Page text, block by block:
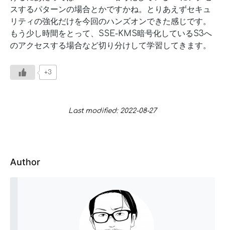
スするパターンの場合とかですかね。とりあえずセキュ
リティの強化だけを今回のハンズオンできた感じです。
もう少し時間をとって、SSE-KMS暗号化しているS3へ
のアクセスする場合など切り分けして学習してきます。
+3
Last modified: 2022-08-27
Author